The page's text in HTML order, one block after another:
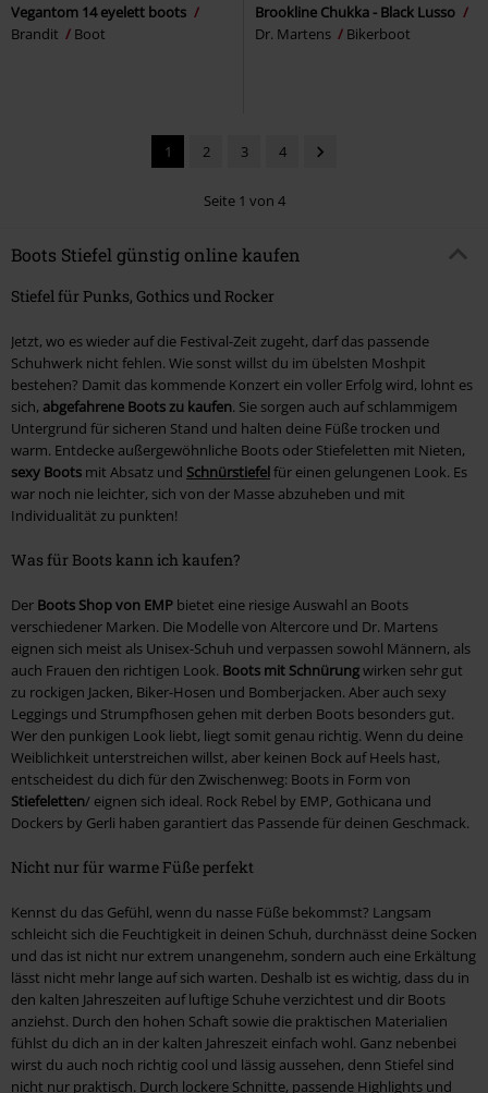
Vegantom 14 eyelett boots
Brandit
Boot
Brookline Chukka - Black Lusso
Dr. Martens
Bikerboot
1 2 3 4
Seite 1 von 4
Boots Stiefel günstig online kaufen
Stiefel für Punks, Gothics und Rocker
Jetzt, wo es wieder auf die Festival-Zeit zugeht, darf das passende
Schuhwerk nicht fehlen. Wie sonst willst du im übelsten Moshpit
bestehen? Damit das kommende Konzert ein voller Erfolg wird, lohnt es
sich, abgefahrene Boots zu kaufen. Sie sorgen auch auf schlammigem
Untergrund für sicheren Stand und halten deine Füße trocken und
warm. Entdecke außergewöhnliche Boots oder Stiefeletten mit Nieten,
sexy Boots mit Absatz und Schnürstiefelfür einen gelungenen Look. Es
war noch nie leichter, sich von der Masse abzuheben und mit
Individualität zu punkten!
Was für Boots kann ich kaufen?
Der Boots Shop von EMP bietet eine riesige Auswahl an Boots
verschiedener Marken. Die Modelle von Altercore und Dr. Martens
eignen sich meist als Unisex-Schuh und verpassen sowohl Männern, als
auch Frauen den richtigen Look. Boots mit Schnürungwirken sehr gut
zu rockigen Jacken, Biker-Hosen und Bomberjacken. Aber auch sexy
Leggings und Strumpfhosen gehen mit derben Boots besonders gut.
Wer den punkigen Look liebt, liegt somit genau richtig. Wenn du deine
Weiblichkeit unterstreichen willst, aber keinen Bock auf Heels hast,
entscheidest du dich für den Zwischenweg: Boots in Form von
Stiefeletten/ eignen sich ideal. Rock Rebel by EMP, Gothicana und
Dockers by Gerli haben garantiert das Passende für deinen Geschmack.
Nicht nur für warme Füße perfekt
Kennst du das Gefühl, wenn du nasse Füße bekommst? Langsam
schleicht sich die Feuchtigkeit in deinen Schuh, durchnässt deine Socken
und das ist nicht nur extrem unangenehm, sondern auch eine Erkältung
lässt nicht mehr lange auf sich warten. Deshalb ist es wichtig, dass du in
den kalten Jahreszeiten auf luftige Schuhe verzichtest und dir Boots
anziehst. Durch den hohen Schaft sowie die praktischen Materialien
fühlst du dich an in der kalten Jahreszeit einfach wohl. Ganz nebenbei
wirst du auch noch richtig cool und lässig aussehen, denn Stiefel sind
nicht nur praktisch. Durch lockere Schnitte, passende Highlights und